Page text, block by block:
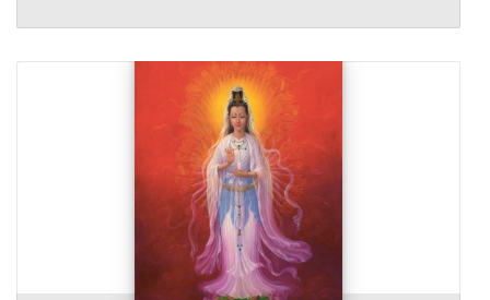
Postal Quan Ying SL1375